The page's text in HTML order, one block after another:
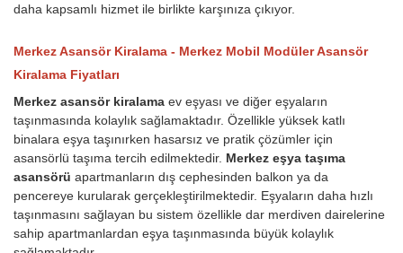
daha kapsamlı hizmet ile birlikte karşınıza çıkıyor.
Merkez Asansör Kiralama - Merkez Mobil Modüler Asansör
Kiralama Fiyatları
Merkez asansör kiralama ev eşyası ve diğer eşyaların
taşınmasında kolaylık sağlamaktadır. Özellikle yüksek katlı
binalara eşya taşınırken hasarsız ve pratik çözümler için
asansörlü taşıma tercih edilmektedir. Merkez eşya taşıma
asansörü apartmanların dış cephesinden balkon ya da
pencereye kurularak gerçekleştirilmektedir. Eşyaların daha hızlı
taşınmasını sağlayan bu sistem özellikle dar merdiven dairelerine
sahip apartmanlardan eşya taşınmasında büyük kolaylık